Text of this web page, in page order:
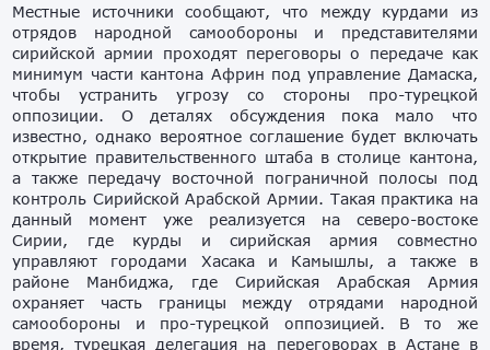
Местные источники сообщают, что между курдами из
отрядов народной самообороны и представителями
сирийской армии проходят переговоры о передаче как
минимум части кантона Африн под управление Дамаска,
чтобы устранить угрозу со стороны про-турецкой
оппозиции. О деталях обсуждения пока мало что
известно, однако вероятное соглашение будет включать
открытие правительственного штаба в столице кантона,
а также передачу восточной пограничной полосы под
контроль Сирийской Арабской Армии. Такая практика на
данный момент уже реализуется на северо-востоке
Сирии, где курды и сирийская армия совместно
управляют городами Хасака и Камышлы, а также в
районе Манбиджа, где Сирийская Арабская Армия
охраняет часть границы между отрядами народной
самообороны и про-турецкой оппозицией. В то же
время, турецкая делегация на переговорах в Астане в